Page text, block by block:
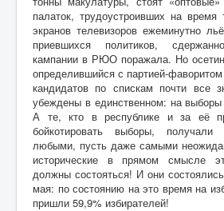
палаток, трудоустроивших на
экранов телевизоров ежеминутно
приевшихся политиков,
кампании в РЮО поражала. Но
определившийся с партией-фаворитом
кандидатов по спискам почти все
убеждены в единственном: на
А те, кто в республике и за её
бойкотировать выборы,
любыми, пусть даже самыми
исторические в прямом смысле
должны состояться! И они
мая: по состоянию на это время на
пришли 59,9% избирателей!